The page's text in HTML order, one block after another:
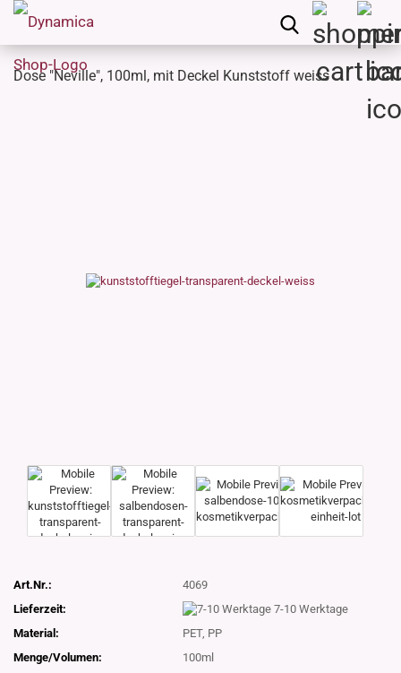
Dose "Neville", 100ml, mit Deckel Kunststoff weiss
Art.Nr.:
4069
Lieferzeit:
7-10 Werktage
Material:
PET, PP
Menge/Volumen:
100ml